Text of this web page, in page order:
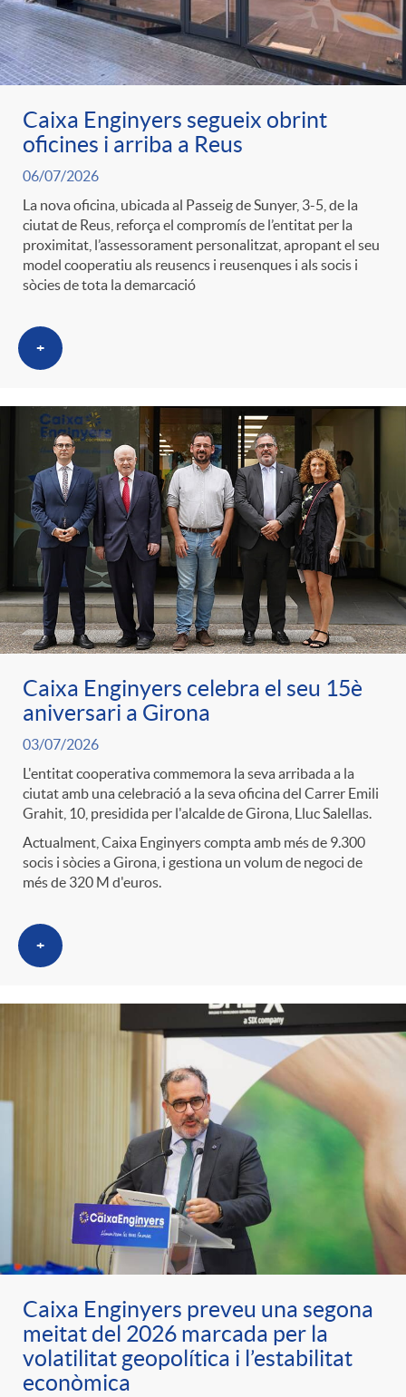
g
o
r
i
a
s
Caixa Enginyers segueix obrint
oficines i arriba a Reus
06/07/2026
La nova oficina, ubicada al Passeig de Sunyer, 3-5, de la
ciutat de Reus, reforça el compromís de l’entitat per la
proximitat, l’assessorament personalitzat, apropant el seu
model cooperatiu als reusencs i reusenques i als socis i
sòcies de tota la demarcació
+
Caixa Enginyers celebra el seu 15è
aniversari a Girona
03/07/2026
L'entitat cooperativa commemora la seva arribada a la
ciutat amb una celebració a la seva oficina del Carrer Emili
Grahit, 10, presidida per l'alcalde de Girona, Lluc Salellas.
Actualment, Caixa Enginyers compta amb més de 9.300
socis i sòcies a Girona, i gestiona un volum de negoci de
més de 320 M d'euros.
+
Caixa Enginyers preveu una segona
meitat del 2026 marcada per la
volatilitat geopolítica i l’estabilitat
econòmica